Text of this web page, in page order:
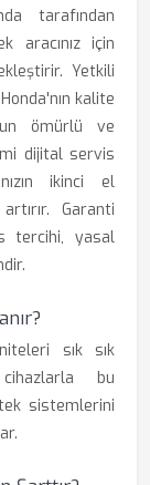
tarafından
aracınız için
Yetkili
kalite
ömürlü ve
dijital servis
ikinci el
Garanti
tercihi, yasal
sık sık
bu
sistemlerini